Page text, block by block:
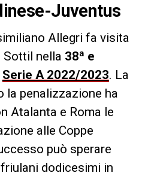
Juventus
Allegri fa visita
Sottil nella 38ª e
Serie A 2022/2023. La
la penalizzazione ha
Atalanta e Roma le
alle Coppe
può sperare
friulani dodicesimi in